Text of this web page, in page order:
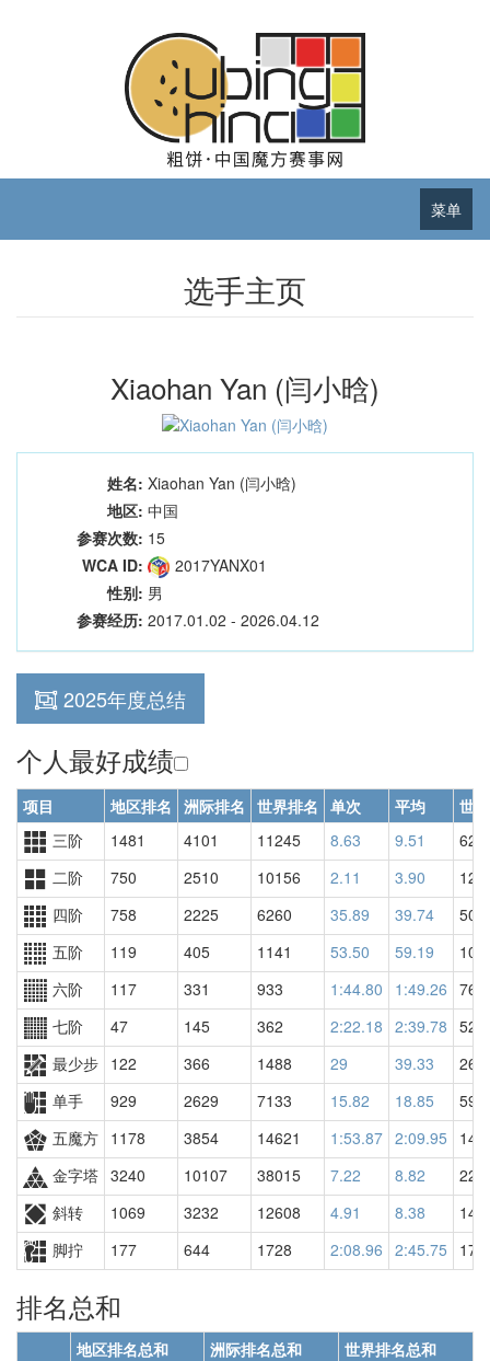
菜单
选手主页
Xiaohan Yan (闫小晗)
姓名: Xiaohan Yan (闫小晗)
地区: 中国
参赛次数: 15
WCA ID:
2017YANX01
性别: 男
参赛经历: 2017.01.02 - 2026.04.12
2025年度总结
个人最好成绩
项目 地区排名 洲际排名 世界排名 单次 平均
世
三阶
1481 4101 11245 8.63 9.51
二阶
750 2510 10156 2.11 3.90
四阶
758 2225 6260 35.89 39.74
五阶
119 405 1141 53.50 59.19
六阶
117 331 933 1:44.80 1:49.26 765
七阶
47 145 362 2:22.18 2:39.78 521
最少步 122 366 1488 29 39.33
单手
929 2629 7133 15.82 18.85
五魔方 1178 3854 14621 1:53.87 2:09.95
金字塔 3240 10107 38015 7.22 8.82
斜转
1069 3232 12608 4.91 8.38
脚拧
177 644 1728 2:08.96 2:45.75
排名总和
地区排名总和 洲际排名总和
世界排名总和